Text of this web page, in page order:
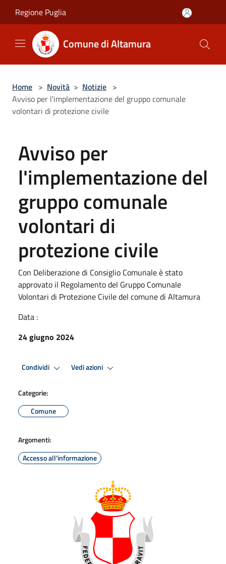
Regione Puglia
Comune di Altamura
Home > Novità > Notizie >
Avviso per l'implementazione del gruppo comunale
volontari di protezione civile
Avviso per
l'implementazione del
gruppo comunale
volontari di
protezione civile
Con Deliberazione di Consiglio Comunale è stato
approvato il Regolamento del Gruppo Comunale
Volontari di Protezione Civile del comune di Altamura
Data :
24 giugno 2024
Condividi Vedi azioni
Categorie:
Comune
Argomenti:
Accesso all'informazione